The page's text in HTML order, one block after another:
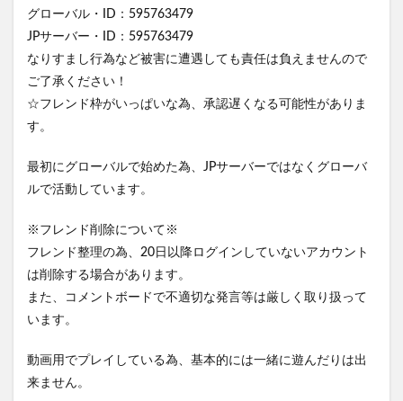
グローバル・ID：595763479
JPサーバー・ID：595763479
なりすまし行為など被害に遭遇しても責任は負えませんので
ご了承ください！
☆フレンド枠がいっぱいな為、承認遅くなる可能性がありま
す。
最初にグローバルで始めた為、JPサーバーではなくグローバ
ルで活動しています。
※フレンド削除について※
フレンド整理の為、20日以降ログインしていないアカウント
は削除する場合があります。
また、コメントボードで不適切な発言等は厳しく取り扱って
います。
動画用でプレイしている為、基本的には一緒に遊んだりは出
来ません。